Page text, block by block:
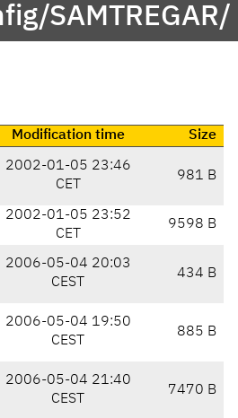
SAMTREGAR/
Modification time
Size
2002-01-05 23:46
CET
981 B
2002-01-05 23:52
CET
9598 B
2006-05-04 20:03
CEST
434 B
2006-05-04 19:50
CEST
885 B
2006-05-04 21:40
CEST
7470 B